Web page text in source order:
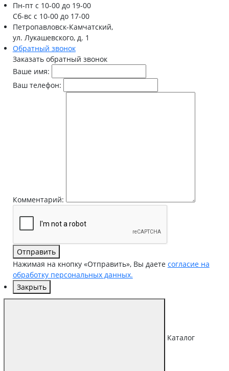
Пн-птс 10-00 до 19-00
Сб-вс с 10-00 до 17-00
Петропавловск-Камчатский,
ул. Лукашевского, д. 1
Обратный звонок
Заказать обратный звонок
Ваше имя:
Ваш телефон:
Комментарий:
Отправить
Нажимая на кнопку «Отправить», Вы даете согласие на
обработку персональных данных.
Закрыть
Каталог